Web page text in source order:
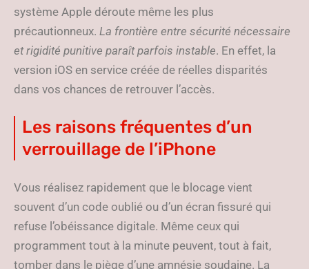
système Apple déroute même les plus
précautionneux. La frontière entre sécurité nécessaire
et rigidité punitive paraît parfois instable. En effet, la
version iOS en service créée de réelles disparités
dans vos chances de retrouver l’accès.
Les raisons fréquentes d’un
verrouillage de l’iPhone
Vous réalisez rapidement que le blocage vient
souvent d’un code oublié ou d’un écran fissuré qui
refuse l’obéissance digitale. Même ceux qui
programment tout à la minute peuvent, tout à fait,
tomber dans le piège d’une amnésie soudaine. La